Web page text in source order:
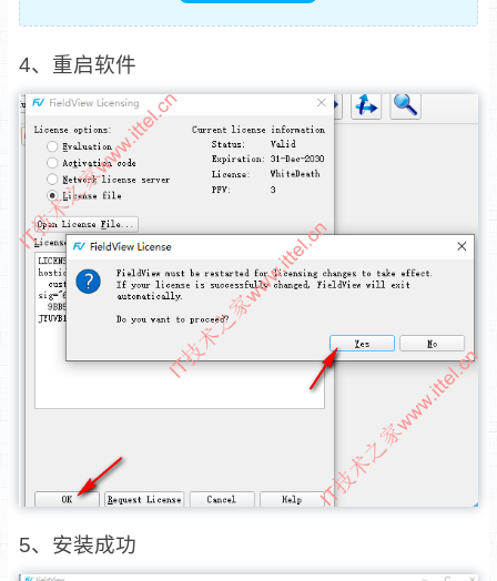
4、重启软件
5、安装成功